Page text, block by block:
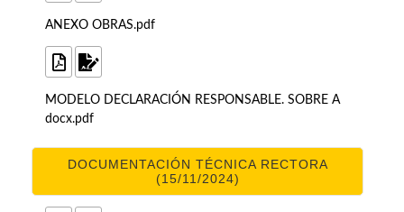
ANEXO OBRAS.pdf
MODELO DECLARACIÓN RESPONSABLE. SOBRE A
docx.pdf
DOCUMENTACIÓN TÉCNICA RECTORA
(15/11/2024)